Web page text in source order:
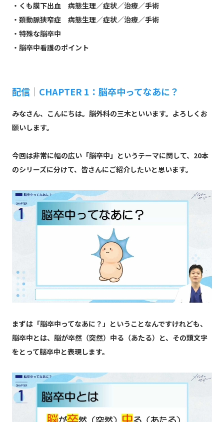
・くも膜下出血 病態生理／症状／治療／手術
・頚動脈狭窄症 病態生理／症状／治療／手術
・特殊な脳卒中
・脳卒中看護のポイント
配信｜CHAPTER 1：脳卒中ってなあに？
みなさん、こんにちは。脳外科の三木といいます。よろしくお
願いします。
今回は非常に幅の広い「脳卒中」というテーマに関して、20本
のシリーズに分けて、皆さんにご紹介したいと思います。
まずは「脳卒中ってなあに？」ということなんですけれども、
脳卒中とは、脳が卒然（突然）中る（あたる）と、その頭文字
をとって脳卒中と表現します。